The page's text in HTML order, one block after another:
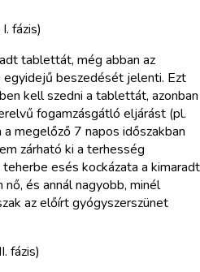
fázis)
tablettát, még abban az
beszedését jelenti. Ezt
kell szedni a tablettát, azonban
fogamzásgátló eljárást (pl.
megelőző 7 napos időszakban
zárható ki a terhesség
esés kockázata a kimaradt
és annál nagyobb, minél
az előírt gyógyszerszünet
fázis)